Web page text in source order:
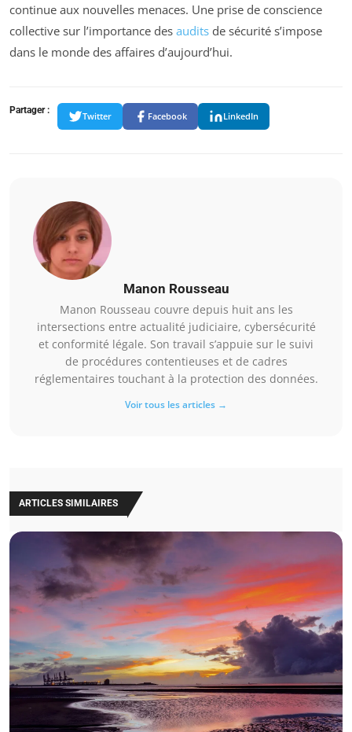
continue aux nouvelles menaces. Une prise de conscience
collective sur l’importance des audits de sécurité s’impose
dans le monde des affaires d’aujourd’hui.
Partager :
Twitter Facebook LinkedIn
Manon Rousseau
Manon Rousseau couvre depuis huit ans les
intersections entre actualité judiciaire, cybersécurité
et conformité légale. Son travail s’appuie sur le suivi
de procédures contentieuses et de cadres
réglementaires touchant à la protection des données.
Voir tous les articles →
ARTICLES SIMILAIRES